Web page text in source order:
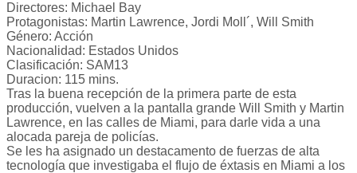
Directores: Michael Bay
Protagonistas: Martin Lawrence, Jordi Moll´, Will Smith
Género: Acción
Nacionalidad: Estados Unidos
Clasificación: SAM13
Duracion: 115 mins.
Tras la buena recepción de la primera parte de esta
producción, vuelven a la pantalla grande Will Smith y Martin
Lawrence, en las calles de Miami, para darle vida a una
alocada pareja de policías.
Se les ha asignado un destacamento de fuerzas de alta
tecnología que investigaba el flujo de éxtasis en Miami a los